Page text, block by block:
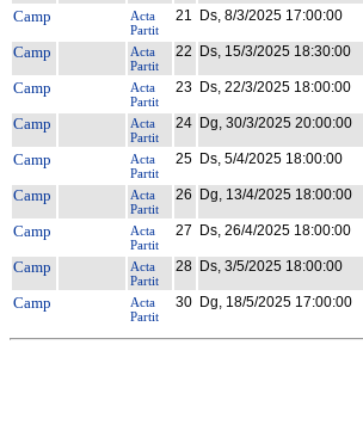
Camp
Acta
Partit
21 Ds, 8/3/2025 17:00:00
Camp
Acta
Partit
22 Ds, 15/3/2025 18:30:00
Camp
Acta
Partit
23 Ds, 22/3/2025 18:00:00
Camp
Acta
Partit
24 Dg, 30/3/2025 20:00:00
Camp
Acta
Partit
25 Ds, 5/4/2025 18:00:00
Camp
Acta
Partit
26 Dg, 13/4/2025 18:00:00
Camp
Acta
Partit
27 Ds, 26/4/2025 18:00:00
Camp
Acta
Partit
28 Ds, 3/5/2025 18:00:00
Camp
Acta
Partit
30 Dg, 18/5/2025 17:00:00